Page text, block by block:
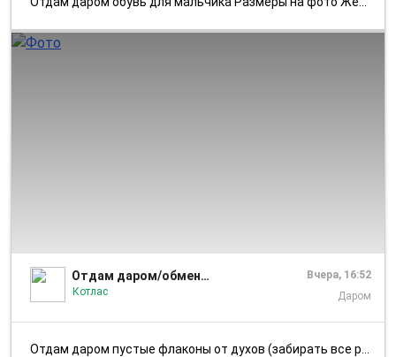
Отдам даром/обмен Котлас|Коряжма
Котлас
Вчера, 16:52
Даром
Отдам даром пустые флаконы от духов (забирать все разом). Подойдут для...